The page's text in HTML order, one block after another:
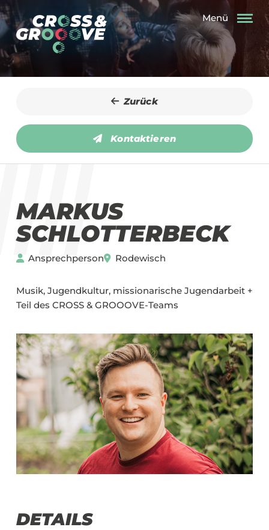
Menü
Zurück
Kontaktieren
MARKUS
SCHLOTTERBECK
Ansprechperson Rodewisch
Musik, Jugendkultur, missionarische Jugendarbeit +
Teil des CROSS & GROOOVE-Teams
DETAILS